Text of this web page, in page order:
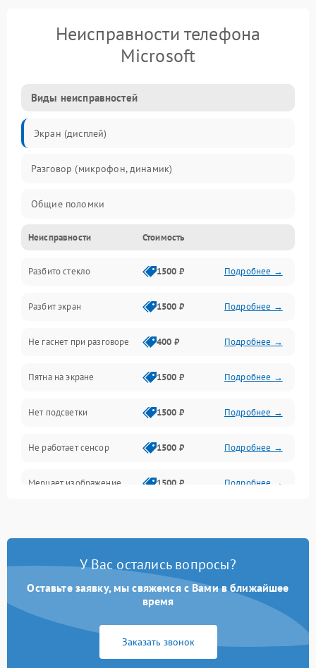
Неисправности телефона
Microsoft
Виды неисправностей
Экран (дисплей)
Разговор (микрофон, динамик)
Общие поломки
Проблемы связи
Камеры
Проблемы с дисплеем и сенсором
Зарядка
Проблемы с питанием, зарядкой и аккумулятором
Проблемы с работой системы, корпусом и другие
Неисправности Стоимость
Разбито стекло 1500 ₽ Подробнее →
Разбит экран 1500 ₽ Подробнее →
Не гаснет при разговоре 400 ₽ Подробнее →
Пятна на экране 1500 ₽ Подробнее →
Нет подсветки 1500 ₽ Подробнее →
Не работает сенсор 1500 ₽ Подробнее →
Мерцает изображение 1500 ₽ Подробнее →
У Вас остались вопросы?
Оставьте заявку, мы свяжемся с Вами в ближайшее
время
Заказать звонок